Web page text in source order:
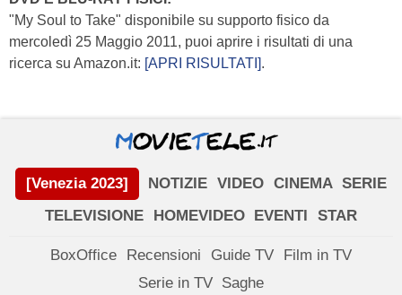
"My Soul to Take" disponibile su supporto fisico da
mercoledì 25 Maggio 2011, puoi aprire i risultati di una
ricerca su Amazon.it: [APRI RISULTATI].
[Venezia 2023] NOTIZIE VIDEO CINEMA SERIE
TELEVISIONE
HOMEVIDEO EVENTI STAR
BoxOffice Recensioni Guide TV
Film in TV
Serie in TV Saghe